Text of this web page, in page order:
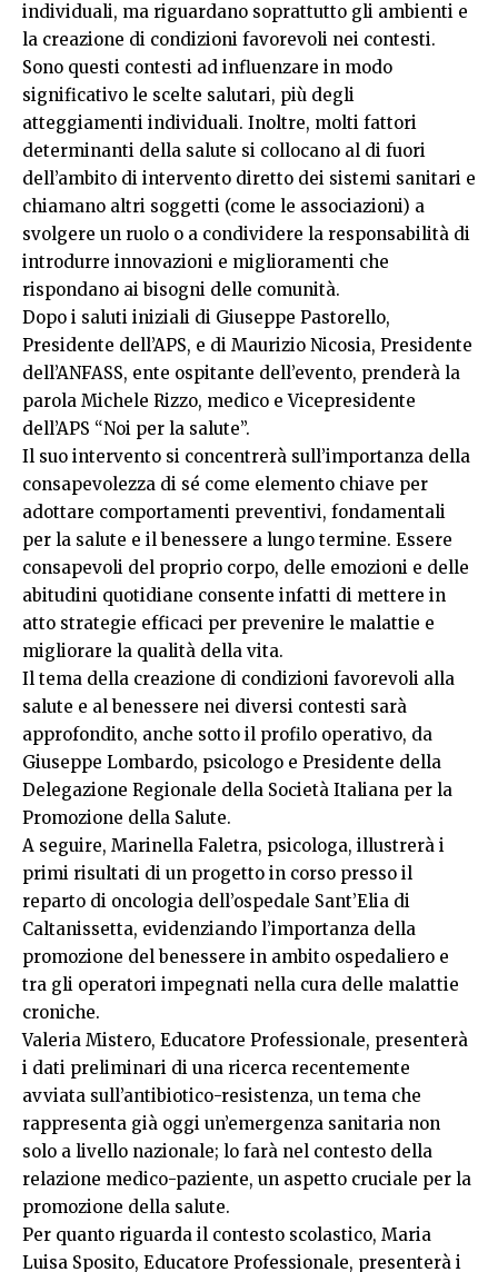
individuali, ma riguardano soprattutto gli ambienti e
la creazione di condizioni favorevoli nei contesti.
Sono questi contesti ad influenzare in modo
significativo le scelte salutari, più degli
atteggiamenti individuali. Inoltre, molti fattori
determinanti della salute si collocano al di fuori
dell’ambito di intervento diretto dei sistemi sanitari e
chiamano altri soggetti (come le associazioni) a
svolgere un ruolo o a condividere la responsabilità di
introdurre innovazioni e miglioramenti che
rispondano ai bisogni delle comunità.
Dopo i saluti iniziali di Giuseppe Pastorello,
Presidente dell’APS, e di Maurizio Nicosia, Presidente
dell’ANFASS, ente ospitante dell’evento, prenderà la
parola Michele Rizzo, medico e Vicepresidente
dell’APS “Noi per la salute”.
Il suo intervento si concentrerà sull’importanza della
consapevolezza di sé come elemento chiave per
adottare comportamenti preventivi, fondamentali
per la salute e il benessere a lungo termine. Essere
consapevoli del proprio corpo, delle emozioni e delle
abitudini quotidiane consente infatti di mettere in
atto strategie efficaci per prevenire le malattie e
migliorare la qualità della vita.
Il tema della creazione di condizioni favorevoli alla
salute e al benessere nei diversi contesti sarà
approfondito, anche sotto il profilo operativo, da
Giuseppe Lombardo, psicologo e Presidente della
Delegazione Regionale della Società Italiana per la
Promozione della Salute.
A seguire, Marinella Faletra, psicologa, illustrerà i
primi risultati di un progetto in corso presso il
reparto di oncologia dell’ospedale Sant’Elia di
Caltanissetta, evidenziando l’importanza della
promozione del benessere in ambito ospedaliero e
tra gli operatori impegnati nella cura delle malattie
croniche.
Valeria Mistero, Educatore Professionale, presenterà
i dati preliminari di una ricerca recentemente
avviata sull’antibiotico-resistenza, un tema che
rappresenta già oggi un’emergenza sanitaria non
solo a livello nazionale; lo farà nel contesto della
relazione medico-paziente, un aspetto cruciale per la
promozione della salute.
Per quanto riguarda il contesto scolastico, Maria
Luisa Sposito, Educatore Professionale, presenterà i